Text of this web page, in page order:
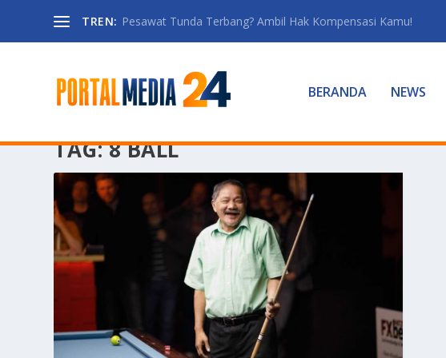
TREN: Pesawat Tunda Terbang? Ambil Hak Kompensasi Kamu!
BERANDA NEWS
TAG:8 BALL